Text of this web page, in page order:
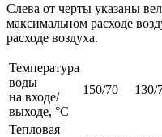
Слева от черты указаны
максимальном расходе
расходе воздуха.
Температура
воды
на входе/
выходе, °С
150/70 130/
Тепловая